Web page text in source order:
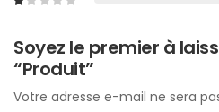
Soyez le premier à
“Produit”
Votre adresse e-mail ne sera